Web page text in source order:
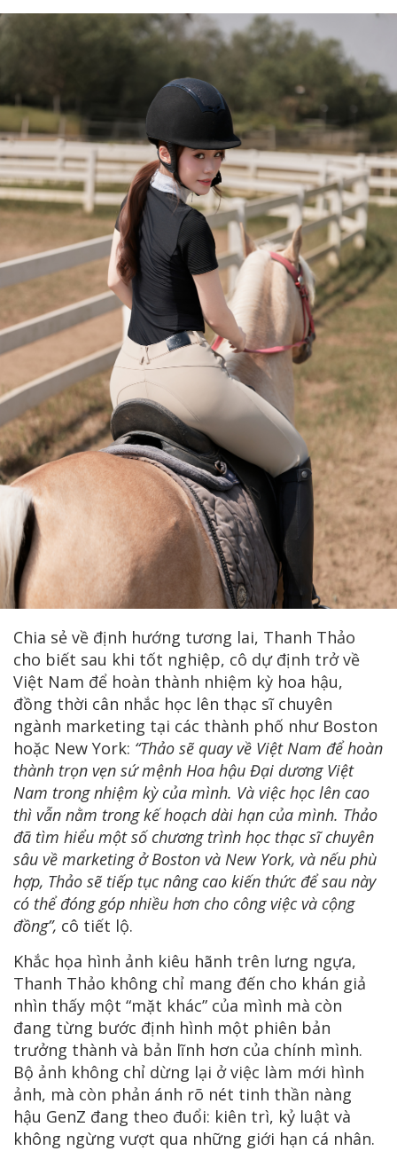
Chia sẻ về định hướng tương lai, Thanh Thảo
cho biết sau khi tốt nghiệp, cô dự định trở về
Việt Nam để hoàn thành nhiệm kỳ hoa hậu,
đồng thời cân nhắc học lên thạc sĩ chuyên
ngành marketing tại các thành phố như Boston
hoặc New York: “Thảo sẽ quay về Việt Nam để hoàn
thành trọn vẹn sứ mệnh Hoa hậu Đại dương Việt
Nam trong nhiệm kỳ của mình. Và việc học lên cao
thì vẫn nằm trong kế hoạch dài hạn của mình. Thảo
đã tìm hiểu một số chương trình học thạc sĩ chuyên
sâu về marketing ở Boston và New York, và nếu phù
hợp, Thảo sẽ tiếp tục nâng cao kiến thức để sau này
có thể đóng góp nhiều hơn cho công việc và cộng
đồng”, cô tiết lộ.
Khắc họa hình ảnh kiêu hãnh trên lưng ngựa,
Thanh Thảo không chỉ mang đến cho khán giả
nhìn thấy một “mặt khác” của mình mà còn
đang từng bước định hình một phiên bản
trưởng thành và bản lĩnh hơn của chính mình.
Bộ ảnh không chỉ dừng lại ở việc làm mới hình
ảnh, mà còn phản ánh rõ nét tinh thần nàng
hậu GenZ đang theo đuổi: kiên trì, kỷ luật và
không ngừng vượt qua những giới hạn cá nhân.